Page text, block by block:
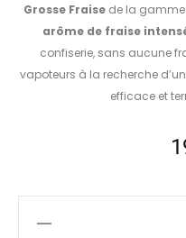
Grosse Fraise de la gamme
arôme de fraise
confiserie, sans aucune
vapoteurs à la recherche
efficace et